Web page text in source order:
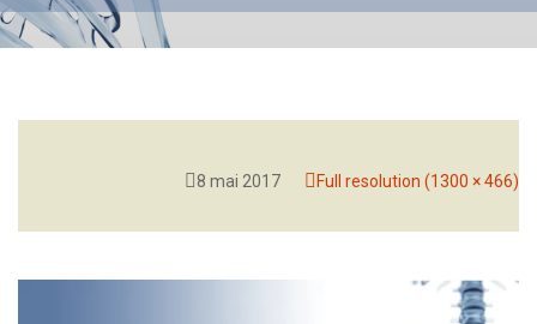
8 mai 2017 Full resolution (1300 × 466)